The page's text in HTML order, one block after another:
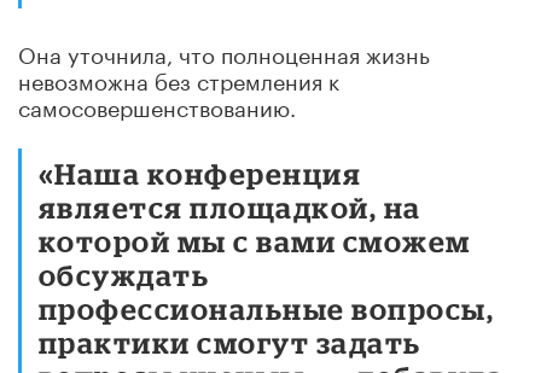
Она уточнила, что полноценная жизнь
невозможна без стремления к
самосовершенствованию.
«Наша конференция
является площадкой, на
которой мы с вами сможем
обсуждать
профессиональные вопросы,
практики смогут задать